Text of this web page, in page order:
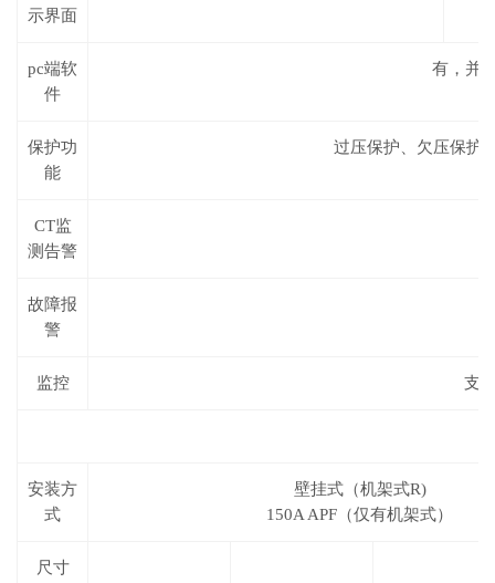
示界面
pc端软
件
有，并
保护功
能
过压保护、欠压保护
CT监
测告警
故障报
警
监控 支
安装方
式
壁挂式（机架式R)
150A APF （仅有机架式）
尺寸